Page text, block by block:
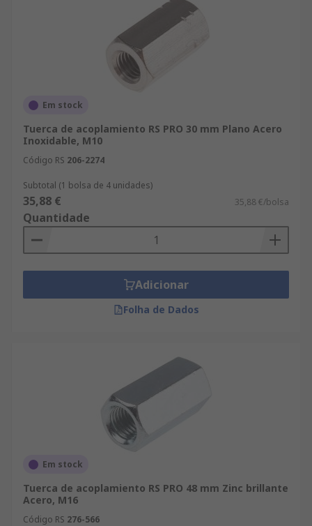
Em stock
Tuerca de acoplamiento RS PRO 30 mm Plano Acero
Inoxidable, M10
Código RS 206-2274
Subtotal (1 bolsa de 4 unidades)
35,88 € 35,88 €/bolsa
Quantidade
Adicionar
Folha de Dados
Em stock
Tuerca de acoplamiento RS PRO 48 mm Zinc brillante
Acero, M16
Código RS 276-566